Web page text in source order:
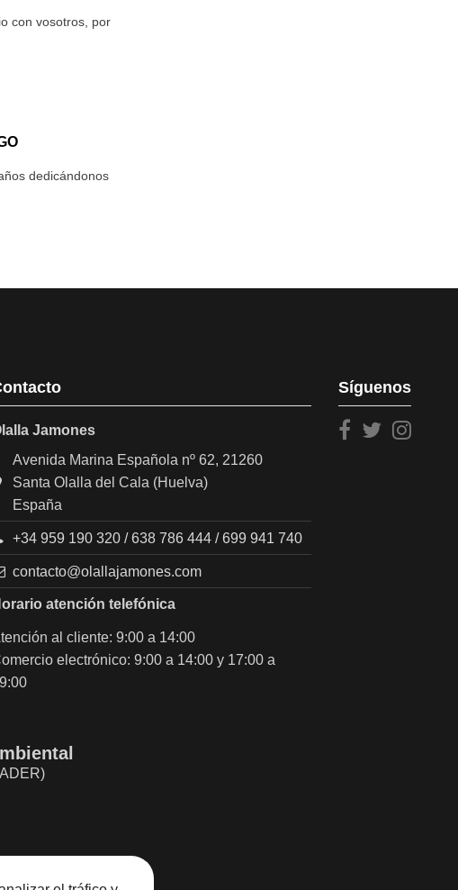
con vosotros, por
dedicándonos
Jamones
Avenida Marina Española nº 62, 21260
Santa Olalla del Cala (Huelva)
España
+34 959 190 320 / 638 786 444 / 699 941 740
contacto@olallajamones.com
atención telefónica
al cliente: 9:00 a 14:00
electrónico: 9:00 a 14:00 y 17:00 a
Síguenos